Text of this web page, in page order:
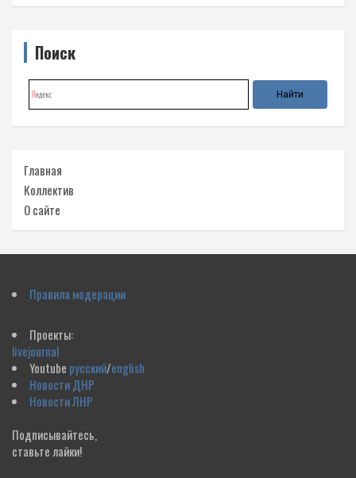
Поиск
Главная
Коллектив
О сайте
Правила модерации
Проекты:
livejournal
Youtube русский/english
Новости ДНР
Новости ЛНР
Подписывайтесь,
ставьте лайки!